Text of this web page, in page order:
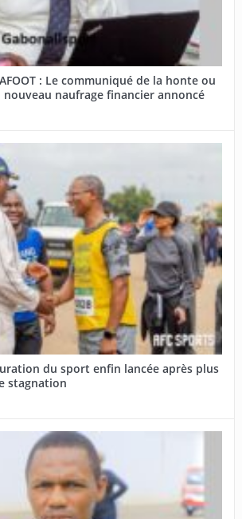
: Le communiqué de la honte ou
nouveau naufrage financier annoncé
du sport enfin lancée après plus
stagnation